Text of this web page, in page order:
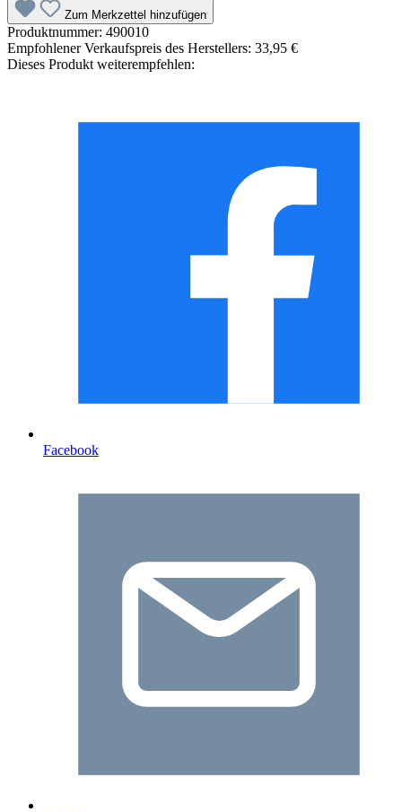
Zum Merkzettel hinzufügen
Produktnummer: 490010
Empfohlener Verkaufspreis des Herstellers: 33,95 €
Dieses Produkt weiterempfehlen:
Facebook